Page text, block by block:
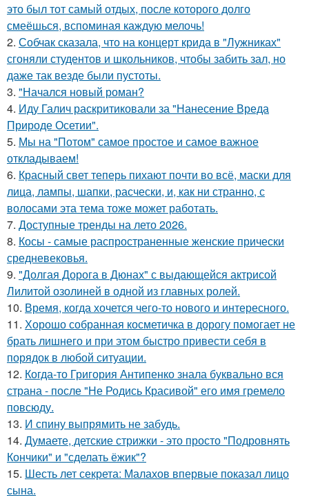
это был тот самый отдых, после которого долго
смеёшься, вспоминая каждую мелочь!
2. Собчак сказала, что на концерт крида в "Лужниках"
сгоняли студентов и школьников, чтобы забить зал, но
даже так везде были пустоты.
3. "Начался новый роман?
4. Иду Галич раскритиковали за "Нанесение Вреда
Природе Осетии".
5. Мы на "Потом" самое простое и самое важное
откладываем!
6. Красный свет теперь пихают почти во всё, маски для
лица, лампы, шапки, расчески, и, как ни странно, с
волосами эта тема тоже может работать.
7. Доступные тренды на лето 2026.
8. Косы - самые распространенные женские прически
средневековья.
9. "Долгая Дорога в Дюнах" с выдающейся актрисой
Лилитой озолиней в одной из главных ролей.
10. Время, когда хочется чего-то нового и интересного.
11. Хорошо собранная косметичка в дорогу помогает не
брать лишнего и при этом быстро привести себя в
порядок в любой ситуации.
12. Когда-то Григория Антипенко знала буквально вся
страна - после "Не Родись Красивой" его имя гремело
повсюду.
13. И спину выпрямить не забудь.
14. Думаете, детские стрижки - это просто "Подровнять
Кончики" и "сделать ёжик"?
15. Шесть лет секрета: Малахов впервые показал лицо
сына.